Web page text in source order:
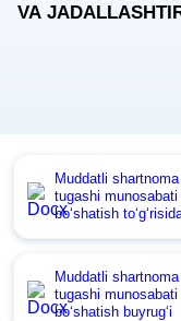
VA
Muddatli
tugashi
boʻshatish
Muddatli
tugashi
boʻshatish buyrugʻi